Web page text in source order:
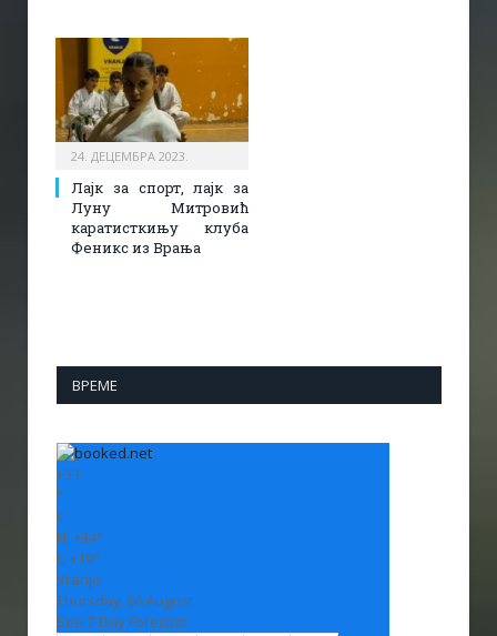
24. ДЕЦЕМБРА 2023.
Лајк за спорт, лајк за
Луну Митровић
каратисткињу клуба
Феникс из Врања
ВРЕМЕ
+33
°
C
H: +34°
L: +19°
Vranje
Thursday, 06 August
See 7-Day Forecast